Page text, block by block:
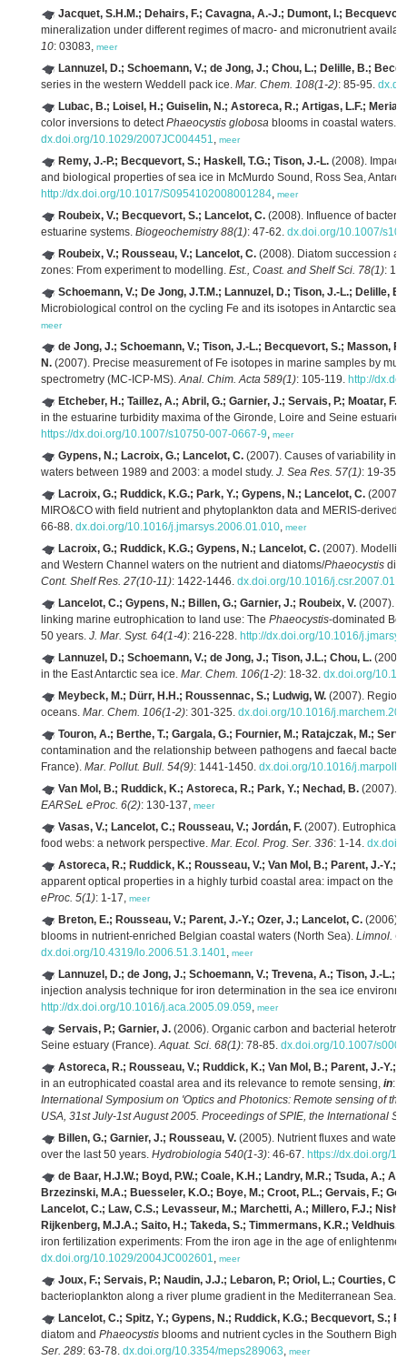
Jacquet, S.H.M.; Dehairs, F.; Cavagna, A.-J.; Dumont, I.;
mineralization under different regimes of macro- and micronutrient
10: 03083, meer
Lannuzel, D.; Schoemann, V.; de Jong, J.; Chou, L.; Delille, B.;
series in the western Weddell pack ice. Mar. Chem. 108(1-2): 85-95.
Lubac, B.; Loisel, H.; Guiselin, N.; Astoreca, R.; Artigas, L.F.;
color inversions to detectPhaeocystis globosa blooms in coastal waters.
dx.doi.org/10.1029/2007JC004451, meer
Remy, J.-P.; Becquevort, S.; Haskell, T.G.; Tison, J.-L. (2008). Impact
and biological properties of sea ice in McMurdo Sound, Ross Sea,
http://dx.doi.org/10.1017/S0954102008001284, meer
Roubeix, V.; Becquevort, S.; Lancelot, C. (2008). Influence of
estuarine systems. Biogeochemistry 88(1): 47-62. dx.doi.org/10.1007/
Roubeix, V.; Rousseau, V.; Lancelot, C. (2008). Diatom succession
zones: From experiment to modelling. Est., Coast. and Shelf Sci. 78(1):
Schoemann, V.; De Jong, J.T.M.; Lannuzel, D.; Tison, J.-L.; Delille,
Microbiological control on the cycling Fe and its isotopes in Antarctic sea
meer
de Jong, J.; Schoemann, V.; Tison, J.-L.; Becquevort, S.; Masson,
N. (2007). Precise measurement of Fe isotopes in marine samples by
spectrometry (MC-ICP-MS).Anal. Chim. Acta 589(1): 105-119. http://
Etcheber, H.; Taillez, A.; Abril, G.; Garnier, J.; Servais, P.; Moatar, F.;
in the estuarine turbidity maxima of the Gironde, Loire and Seine
https://dx.doi.org/10.1007/s10750-007-0667-9, meer
Gypens, N.; Lacroix, G.; Lancelot, C. (2007). Causes of variability in
waters between 1989 and 2003: a model study. J. Sea Res. 57(1): 19-35.
Lacroix, G.; Ruddick, K.G.; Park, Y.; Gypens, N.; Lancelot, C. (2007).
MIRO&CO with field nutrient and phytoplankton data and MERIS-derived
66-88. dx.doi.org/10.1016/j.jmarsys.2006.01.010, meer
Lacroix, G.; Ruddick, K.G.; Gypens, N.; Lancelot, C. (2007).
and Western Channel waters on the nutrient and diatoms/Phaeocystis
Cont. Shelf Res. 27(10-11): 1422-1446. dx.doi.org/10.1016/
Lancelot, C.; Gypens, N.; Billen, G.; Garnier, J.; Roubeix, V. (2007).
linking marine eutrophication to land use: The Phaeocystis-dominated
50 years. J. Mar. Syst. 64(1-4): 216-228. http://dx.doi.org/10.1016/
Lannuzel, D.; Schoemann, V.; de Jong, J.; Tison, J.L.; Chou, L.
in the East Antarctic sea ice. Mar. Chem. 106(1-2): 18-32. dx.doi.org/
Meybeck, M.; Dürr, H.H.; Roussennac, S.; Ludwig, W. (2007).
oceans. Mar. Chem. 106(1-2): 301-325. dx.doi.org/10.1016/
Touron, A.; Berthe, T.; Gargala, G.; Fournier, M.; Ratajczak, M.;
contamination and the relationship between pathogens and faecal
France). Mar. Pollut. Bull. 54(9): 1441-1450. dx.doi.org/10.1016/
Van Mol, B.; Ruddick, K.; Astoreca, R.; Park, Y.; Nechad, B. (2007).
EARSeL eProc. 6(2): 130-137, meer
Vasas, V.; Lancelot, C.; Rousseau, V.; Jordán, F. (2007).
food webs: a network perspective. Mar. Ecol. Prog. Ser. 336: 1-14.
Astoreca, R.; Ruddick, K.; Rousseau, V.; Van Mol, B.; Parent, J.-Y.;
apparent optical properties in a highly turbid coastal area: impact on the
eProc. 5(1): 1-17, meer
Breton, E.; Rousseau, V.; Parent, J.-Y.; Ozer, J.; Lancelot, C. (2006).
blooms in nutrient-enriched Belgian coastal waters (North Sea). Limnol.
dx.doi.org/10.4319/lo.2006.51.3.1401, meer
Lannuzel, D.; de Jong, J.; Schoemann, V.; Trevena, A.; Tison, J.-L.;
injection analysis technique for iron determination in the sea ice
http://dx.doi.org/10.1016/j.aca.2005.09.059, meer
Servais, P.; Garnier, J. (2006). Organic carbon and bacterial
Seine estuary (France).Aquat. Sci. 68(1): 78-85. dx.doi.org/10.1007/
Astoreca, R.; Rousseau, V.; Ruddick, K.; Van Mol, B.; Parent, J.-Y.;
in an eutrophicated coastal area and its relevance to remote sensing, in:
International Symposium on 'Optics and Photonics: Remote sensing of
USA, 31st July-1st August 2005. Proceedings of SPIE, the International
Billen, G.; Garnier, J.; Rousseau, V. (2005). Nutrient fluxes and water
over the last 50 years. Hydrobiologia 540(1-3): 46-67. https://dx.doi.org/
de Baar, H.J.W.; Boyd, P.W.; Coale, K.H.; Landry, M.R.; Tsuda, A.;
Brzezinski, M.A.; Buesseler, K.O.; Boye, M.; Croot, P.L.; Gervais, F.;
Lancelot, C.; Law, C.S.; Levasseur, M.; Marchetti, A.; Millero, F.J.;
Rijkenberg, M.J.A.; Saito, H.; Takeda, S.; Timmermans, K.R.; Veldhuis,
iron fertilization experiments: From the iron age in the age of
dx.doi.org/10.1029/2004JC002601, meer
Joux, F.; Servais, P.; Naudin, J.J.; Lebaron, P.; Oriol, L.; Courties, C.
bacterioplankton along a river plume gradient in the Mediterranean Sea.
Lancelot, C.; Spitz, Y.; Gypens, N.; Ruddick, K.G.; Becquevort, S.;
diatom and Phaeocystis blooms and nutrient cycles in the Southern Bight
Ser. 289: 63-78. dx.doi.org/10.3354/meps289063, meer